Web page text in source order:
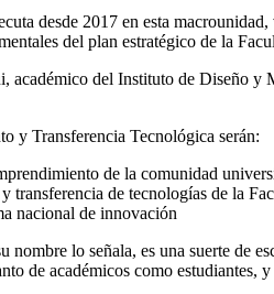
desde 2017 en esta
del plan estratégico de la
del Instituto de Diseño
y Transferencia Tecnológica serán:
de la comunidad
de tecnologías de la
nacional de innovación
lo señala, es una suerte de
de académicos como